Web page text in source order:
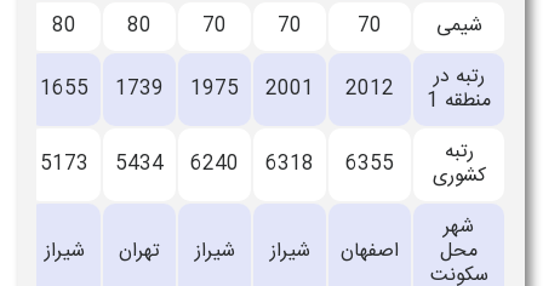
شیمی
70
70
70
80
80
رتبه در
منطقه 1 2012
2001
1975
1739
1655
رتبه
کشوری 6355
6318
6240
5434
5173
شهر
محل
سکونت
اصفهان شیراز شیراز تهران شیراز